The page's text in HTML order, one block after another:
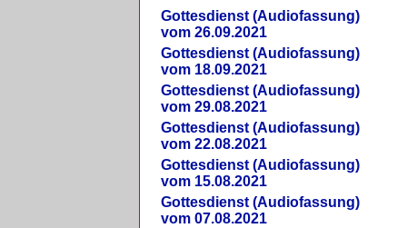
Gottesdienst (Audiofassung)
vom 26.09.2021
Gottesdienst (Audiofassung)
vom 18.09.2021
Gottesdienst (Audiofassung)
vom 29.08.2021
Gottesdienst (Audiofassung)
vom 22.08.2021
Gottesdienst (Audiofassung)
vom 15.08.2021
Gottesdienst (Audiofassung)
vom 07.08.2021